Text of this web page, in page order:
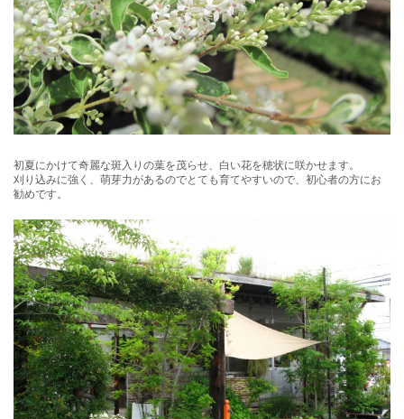
初夏にかけて奇麗な斑入りの葉を茂らせ、白い花を穂状に咲かせます。
刈り込みに強く、萌芽力があるのでとても育てやすいので、初心者の方にお
勧めです。